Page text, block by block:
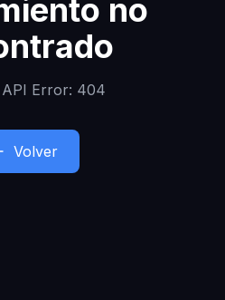
no
Error: 404
Volver